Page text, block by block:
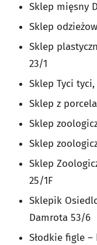
Sklep mięsny
Sklep
Sklep
23/1
Sklep Tyci
Sklep z
Sklep
Sklep
Sklep
25/1F
Sklepik
Damrota 53/6
Słodkie figle